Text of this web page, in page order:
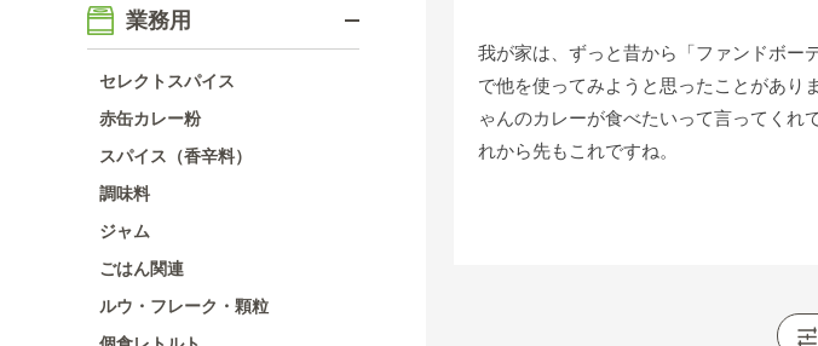
業務用
セレクトスパイス
赤缶カレー粉
スパイス（香辛料）
調味料
ジャム
ごはん関連
ルウ・フレーク・顆粒
我が家は、ずっと昔から「ファンドボー
で他を使ってみようと思ったことがあり
ゃんのカレーが食べたいって言ってくれ
れから先もこれですね。